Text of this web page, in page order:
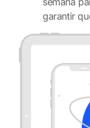
garantir